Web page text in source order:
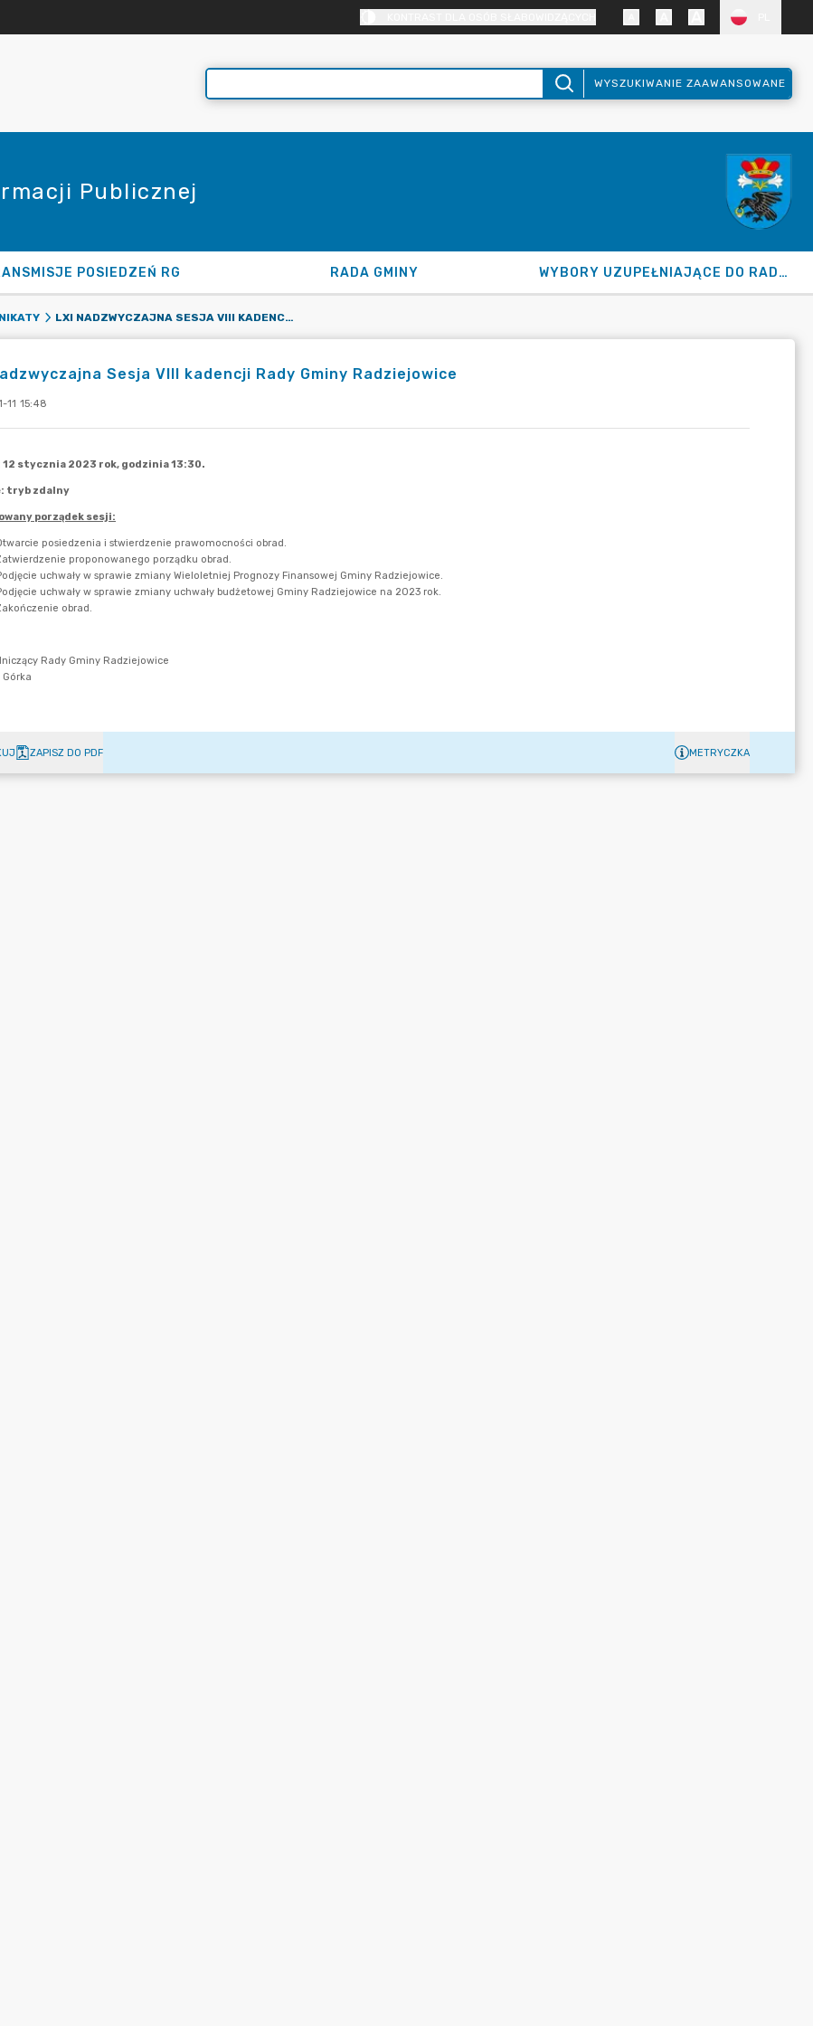
WYSZUKIWANIE ZAAWANSOWANE
Publicznej
POSIEDZEŃ RG RADA GMINY WYBORY UZUPEŁNIAJĄCE DO RADY GMINY 2026
LXI NADZWYCZAJNA SESJA VIII KADENCJI RADY GMINY RADZIEJOWICE
Sesja VIII kadencji Rady Gminy Radziejowice
11 15:48
ZAPISZ DO PDF METRYCZKA